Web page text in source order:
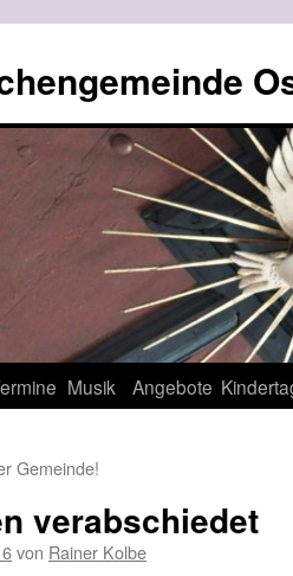
Musik Angebote
Gemeinde!
verabschiedet
von Rainer Kolbe